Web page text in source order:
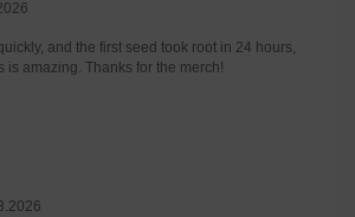
and the first seed took root in 24 hours,
is amazing. Thanks for the merch!